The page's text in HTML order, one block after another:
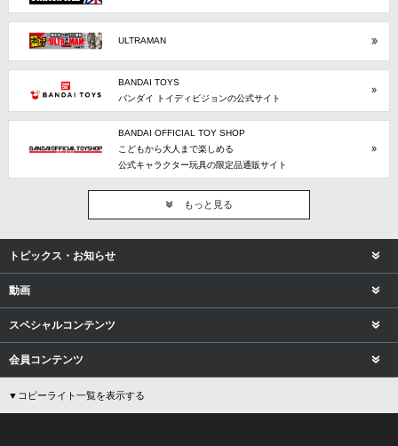
ULTRAMAN
BANDAI TOYS
バンダイ トイディビジョンの公式サイト
BANDAI OFFICIAL TOY SHOP
こどもから大人まで楽しめる
公式キャラクター玩具の限定品通販サイト
もっと見る
トピックス・お知らせ
動画
スペシャルコンテンツ
会員コンテンツ
▼コピーライト一覧を表示する